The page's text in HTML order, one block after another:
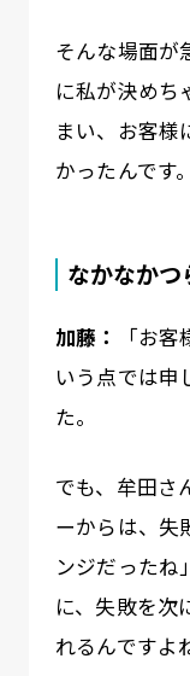
そんな場面が
に私が決めち
まい、お客様
かったんです。
なかなかつ
加藤：
「お
いう点では申
た。
でも、牟田さ
ーからは、失
ンジだったね
に、失敗を次
れるんですよ